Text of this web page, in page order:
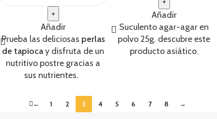
Añadir
Prueba las deliciosas perlas
de tapiocay disfruta de un
nutritivo postre gracias a
sus nutrientes.
Añadir
Suculento agar-agar en
polvo 25g. descubre este
producto asiático.
← 1 2 3 4 5 6 7 8 →